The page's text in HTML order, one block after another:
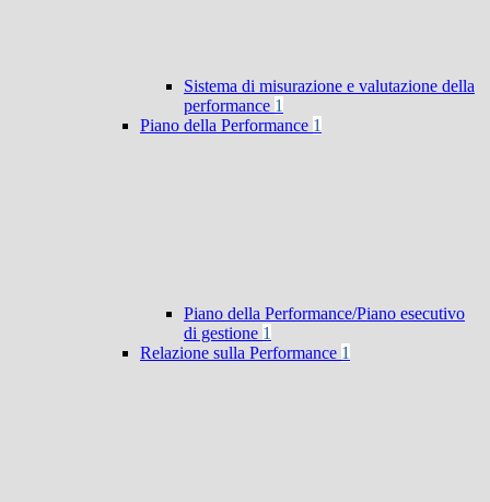
Sistema di misurazione e valutazione della
performance 1
Piano della Performance 1
Piano della Performance/Piano esecutivo
di gestione 1
Relazione sulla Performance 1